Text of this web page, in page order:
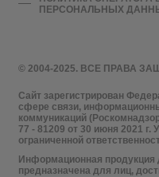
© 2004-2025. ВСЕ ПРАВА
Сайт зарегистрирован
сфере связи,
коммуникаций
77 - 81209 от 30 июня 2021 г.
ограниченной
Информационная продукция
предназначена для лиц,
ПЕРСОНАЛЬНЫХ